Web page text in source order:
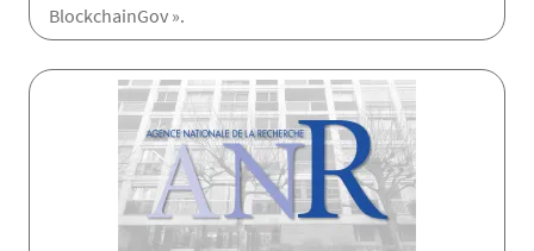
BlockchainGov ».